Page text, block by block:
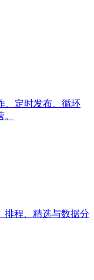
、定时发布、循环
排程、精选与数据分